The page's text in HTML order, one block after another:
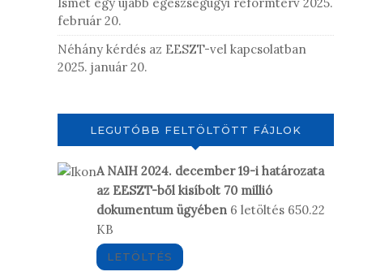
február 20.
Néhány kérdés az EESZT-vel kapcsolatban
2025. január 20.
LEGUTÓBB FELTÖLTÖTT FÁJLOK
A NAIH 2024. december 19-i határozata
az EESZT-ből kisíbolt 70 millió
dokumentum ügyében 6 letöltés 650.22
KB
LETÖLTÉS